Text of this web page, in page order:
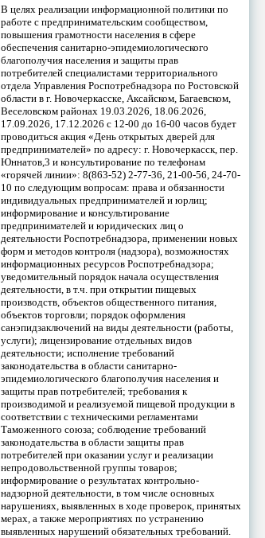
В целях реализации информационной политики по
работе с предпринимательским сообществом,
повышения грамотности населения в сфере
обеспечения санитарно-эпидемиологического
благополучия населения и защиты прав
потребителей специалистами территориального
отдела Управления Роспотребнадзора по Ростовской
области в г. Новочеркасске, Аксайском, Багаевском,
Веселовском районах 19.03.2026, 18.06.2026,
17.09.2026, 17.12.2026 с 12-00 до 16-00 часов будет
проводиться акция «День открытых дверей для
предпринимателей» по адресу: г. Новочеркасск, пер.
Юннатов,3 и консультирование по телефонам
«горячей линии»: 8(863-52) 2-77-36, 21-00-56, 24-70-
10 по следующим вопросам: права и обязанности
индивидуальных предпринимателей и юрлиц;
информирование и консультирование
предпринимателей и юридических лиц о
деятельности Роспотребнадзора, применении новых
форм и методов контроля (надзора), возможностях
информационных ресурсов Роспотребнадзора;
уведомительный порядок начала осуществления
деятельности, в т.ч. при открытии пищевых
производств, объектов общественного питания,
объектов торговли; порядок оформления
санэпидзаключений на виды деятельности (работы,
услуги); лицензирование отдельных видов
деятельности; исполнение требований
законодательства в области санитарно-
эпидемиологического благополучия населения и
защиты прав потребителей; требования к
производимой и реализуемой пищевой продукции в
соответствии с техническими регламентами
Таможенного союза; соблюдение требований
законодательства в области защиты прав
потребителей при оказании услуг и реализации
непродовольственной группы товаров;
информирование о результатах контрольно-
надзорной деятельности, в том числе основных
нарушениях, выявленных в ходе проверок, принятых
мерах, а также мероприятиях по устранению
выявленных нарушений обязательных требований.